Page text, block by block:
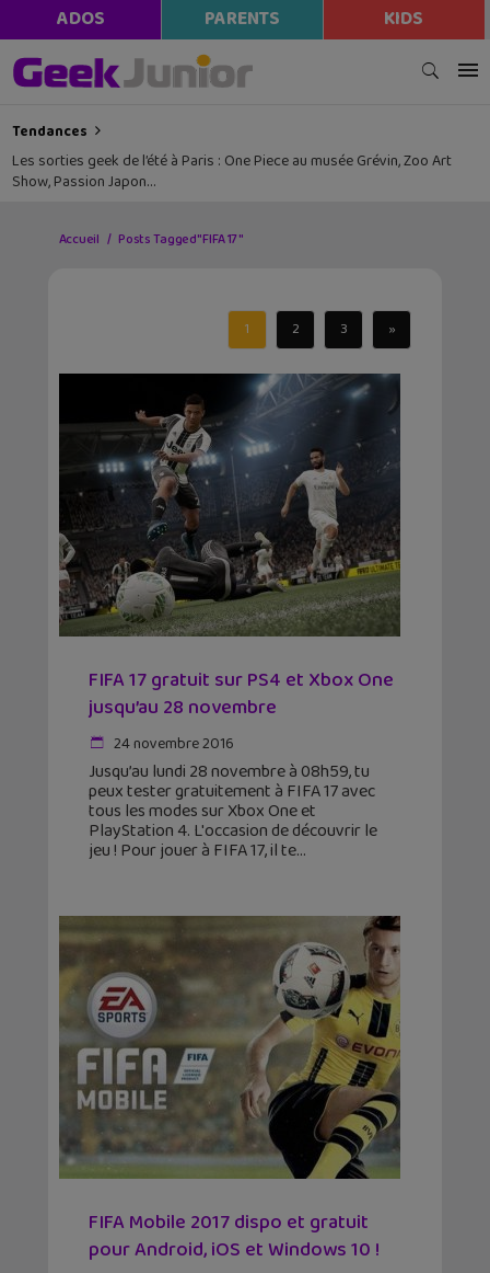
ADOS PARENTS KIDS
Tendances
Les sorties geek de l’été à Paris : One Piece au musée Grévin, Zoo Art
Show, Passion Japon…
Accueil Posts Tagged "FIFA 17"
1 2 3 »
FIFA 17 gratuit sur PS4 et Xbox One
jusqu’au 28 novembre
24 novembre 2016
Jusqu’au lundi 28 novembre à 08h59, tu
peux tester gratuitement à FIFA 17 avec
tous les modes sur Xbox One et
PlayStation 4. L'occasion de découvrir le
jeu ! Pour jouer à FIFA 17, il te
FIFA Mobile 2017 dispo et gratuit
pour Android, iOS et Windows 10 !